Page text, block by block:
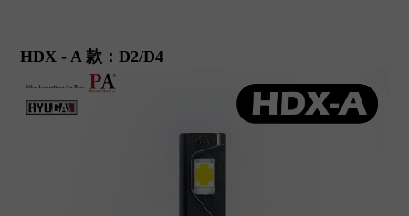
HDX - A 款：D2/D4